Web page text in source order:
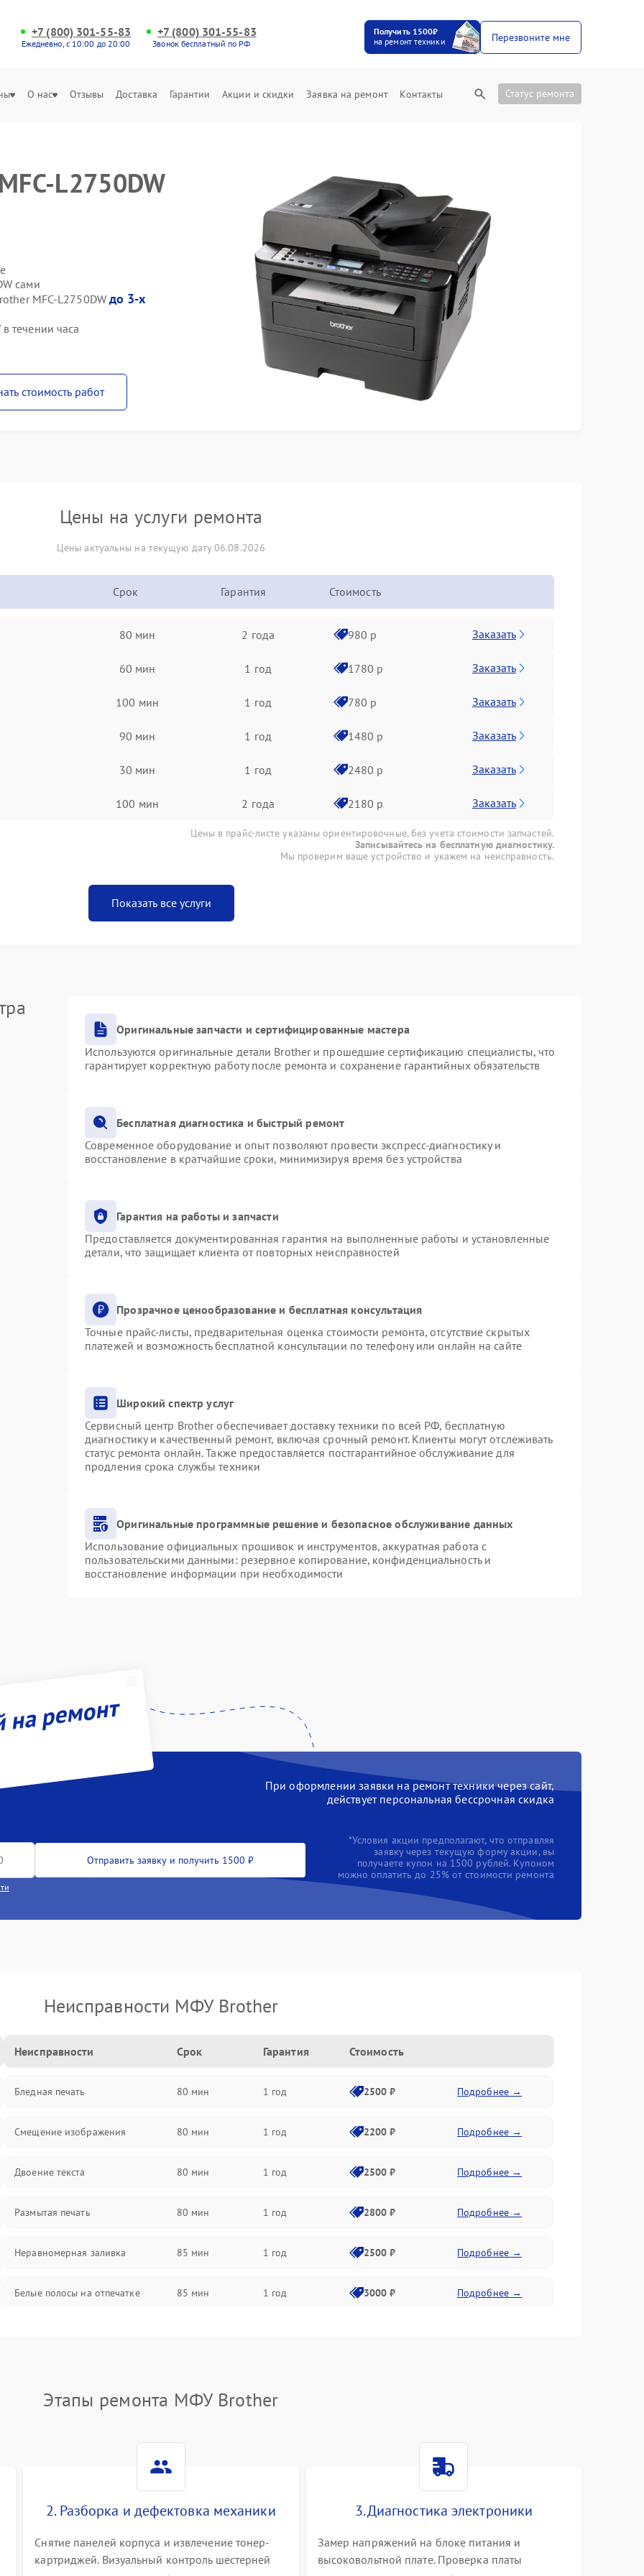
+7 (800) 301-55-83
Ежедневно, с 10:00 до 20:00
+7 (800) 301-55-83
Звонок бесплатный по РФ
Получить 1500₽
на ремонт техники
Перезвоните мне
О нас Отзывы Доставка Гарантии Акции и скидки Заявка на ремонт Контакты Статус ремонта
L2750DW
сами
MFC-L2750DW до 3-х
течении часа
стоимость работ
Цены на услуги ремонта
Цены актуальны на текущую дату 06.08.2026
Срок Гарантия Стоимость
80 мин 2 года 980 р Заказать
60 мин 1 год 1780 р Заказать
100 мин 1 год 780 р Заказать
90 мин 1 год 1480 р Заказать
30 мин 1 год 2480 р Заказать
100 мин 2 года 2180 р Заказать
Цены в прайс-листе указаны ориентировочные, без учета стоимости запчастей.
Записывайтесь на бесплатную диагностику.
Мы проверим ваше устройство и укажем на неисправность.
Показать все услуги
Оригинальные запчасти и сертифицированные мастера
Используются оригинальные детали Brother и прошедшие сертификацию специалисты, что
гарантирует корректную работу после ремонта и сохранение гарантийных обязательств
Бесплатная диагностика и быстрый ремонт
Современное оборудование и опыт позволяют провести экспресс-диагностику и
восстановление в кратчайшие сроки, минимизируя время без устройства
Гарантия на работы и запчасти
Предоставляется документированная гарантия на выполненные работы и установленные
детали, что защищает клиента от повторных неисправностей
Прозрачное ценообразование и бесплатная консультация
Точные прайс-листы, предварительная оценка стоимости ремонта, отсутствие скрытых
платежей и возможность бесплатной консультации по телефону или онлайн на сайте
Широкий спектр услуг
Сервисный центр Brother обеспечивает доставку техники по всей РФ, бесплатную
диагностику и качественный ремонт, включая срочный ремонт. Клиенты могут отслеживать
статус ремонта онлайн. Также предоставляется постгарантийное обслуживание для
продления срока службы техники
Оригинальные программные решение и безопасное обслуживание данных
Использование официальных прошивок и инструментов, аккуратная работа с
пользовательскими данными: резервное копирование, конфиденциальность и
восстановление информации при необходимости
ремонт
При оформлении заявки на ремонт техники через сайт,
действует персональная бессрочная скидка
Отправить заявку и получить 1500 ₽
*Условия акции предполагают, что отправляя
заявку через текущую форму акции, вы
получаете купон на 1500 рублей. Купоном
можно оплатить до 25% от стоимости ремонта
Неисправности МФУ Brother
Неисправности Срок Гарантия Стоимость
Бледная печать 80 мин 1 год 2500 ₽ Подробнее →
Смещение изображения 80 мин 1 год 2200 ₽ Подробнее →
Двоение текста 80 мин 1 год 2500 ₽ Подробнее →
Размытая печать 80 мин 1 год 2800 ₽ Подробнее →
Неравномерная заливка 85 мин 1 год 2500 ₽ Подробнее →
Белые полосы на отпечатке 85 мин 1 год 3000 ₽ Подробнее →
Этапы ремонта МФУ Brother
2. Разборка и дефектовка механики
Снятие панелей корпуса и извлечение тонер-
картриджей. Визуальный контроль шестерней
3. Диагностика электроники
Замер напряжений на блоке питания и
высоковольтной плате. Проверка платы